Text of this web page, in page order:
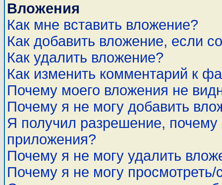
Вложения
Как мне вставить вложение?
Как добавить вложение, если
Как удалить вложение?
Как изменить комментарий к
Почему моего вложения не
Почему я не могу добавить
Я получил разрешение,
приложения?
Почему я не могу удалить
Почему я не могу просмотреть/